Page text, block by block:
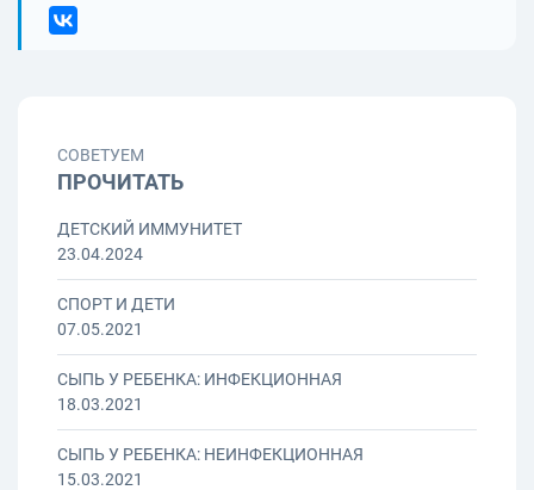
СОВЕТУЕМ
ПРОЧИТАТЬ
ДЕТСКИЙ ИММУНИТЕТ
23.04.2024
СПОРТ И ДЕТИ
07.05.2021
СЫПЬ У РЕБЕНКА: ИНФЕКЦИОННАЯ
18.03.2021
СЫПЬ У РЕБЕНКА: НЕИНФЕКЦИОННАЯ
15.03.2021